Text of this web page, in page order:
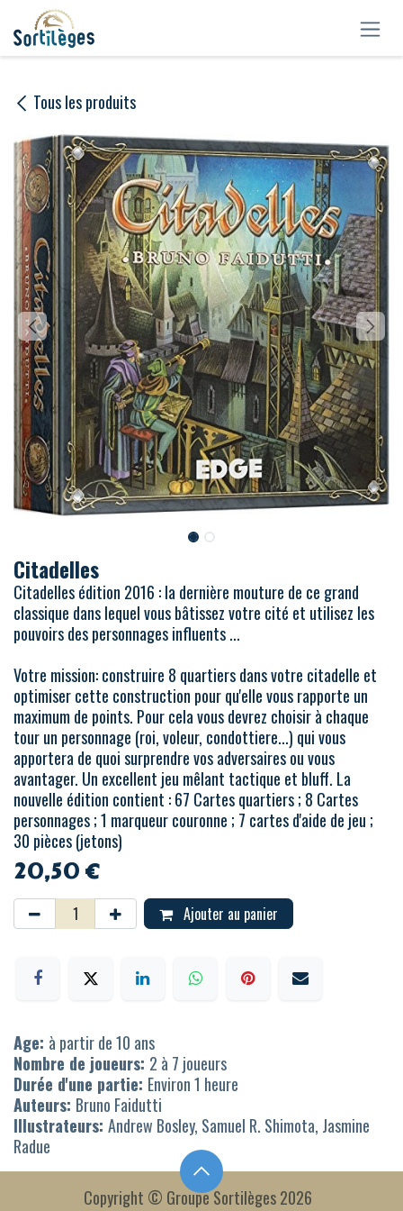
Se rendre au contenu
Tous les produits
Citadelles
Citadelles édition 2016 : la dernière mouture de ce grand
classique dans lequel vous bâtissez votre cité et utilisez les
pouvoirs des personnages influents ...
Votre mission: construire 8 quartiers dans votre citadelle et
optimiser cette construction pour qu'elle vous rapporte un
maximum de points. Pour cela vous devrez choisir à chaque
tour un personnage (roi, voleur, condottiere...) qui vous
apportera de quoi surprendre vos adversaires ou vous
avantager. Un excellent jeu mêlant tactique et bluff. La
nouvelle édition contient : 67 Cartes quartiers ; 8 Cartes
personnages ; 1 marqueur couronne ; 7 cartes d'aide de jeu ;
30 pièces (jetons)
20,50€
Ajouter au panier
Age: à partir de 10 ans
Nombre de joueurs: 2 à 7 joueurs
Durée d'une partie: Environ 1 heure
Auteurs: Bruno Faidutti
Illustrateurs: Andrew Bosley, Samuel R. Shimota, Jasmine
Radue
Copyright © Groupe Sortilèges 2026